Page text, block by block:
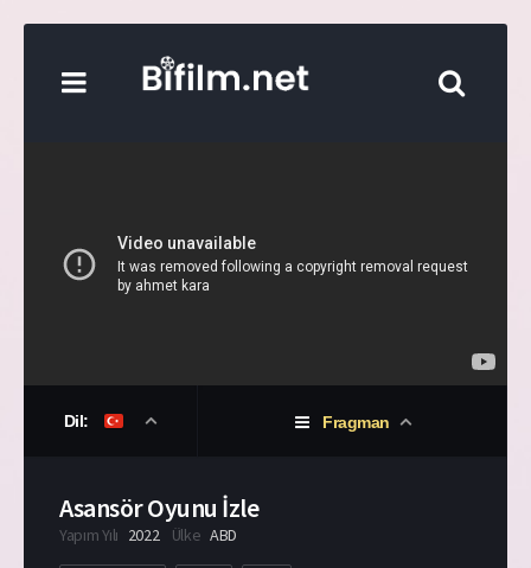
Dil: Fragman
Asansör Oyunu İzle
Yapım Yılı 2022 Ülke ABD